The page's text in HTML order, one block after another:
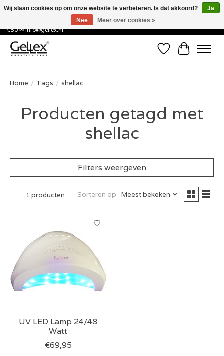
✅ Voor 15:00 besteld, de volgende werkdag in huis! ✅ Gratis verzenden vanaf
€50 ✉info@gellex.nl
Verlanglijst
Home / Tags / shellac
Producten getagd met
shellac
Filters weergeven
1 producten Sorteren op Meest bekeken
UV LED Lamp 24/48
Watt
€69,95
Wij slaan cookies op om onze website te verbeteren. Is dat akkoord?
Ja
Nee
Meer over cookies »